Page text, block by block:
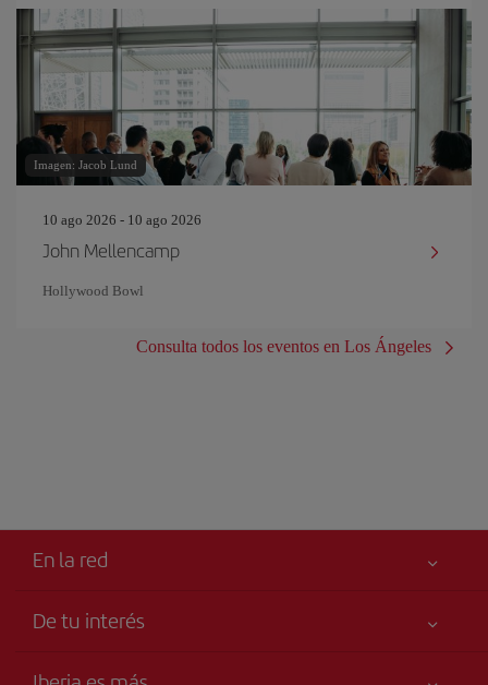
Imagen: Jacob Lund
10 ago 2026 - 10 ago 2026
John Mellencamp
Hollywood Bowl
Consulta todos los eventos en Los Ángeles
En la red
De tu interés